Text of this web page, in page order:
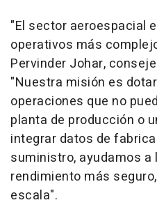
"El sector aeroespacial
operativos más
Pervinder Johar,
"Nuestra misión es
operaciones que no
planta de producción o
integrar datos de
suministro, ayudamos a
rendimiento más
escala".